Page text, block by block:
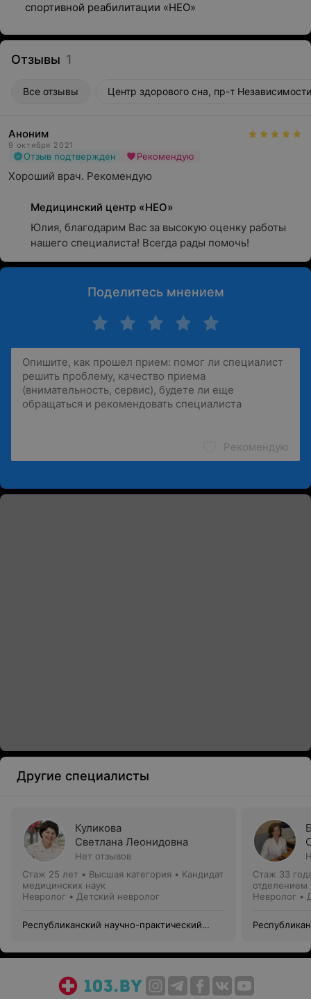
спортивной реабилитации «НЕО»
Отзывы 1
Все отзывы Центр здорового сна, пр-т
Аноним
9 октября 2021
Отзыв подтвержден Рекомендую
Хороший врач. Рекомендую
Медицинский центр «НЕО»
Юлия, благодарим Вас за высокую оценку работы
нашего специалиста! Всегда рады помочь!
Поделитесь мнением
Рекомендую
Другие специалисты
Куликова
Светлана Леонидовна
Нет отзывов
Стаж 25 лет • Высшая категория • Кандидат
медицинских наук
Невролог • Детский невролог
Республиканский научно-практический
Стаж 33
отделением
Невролог •